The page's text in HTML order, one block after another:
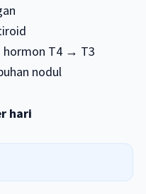
hormon T4 → T3
nodul
hari